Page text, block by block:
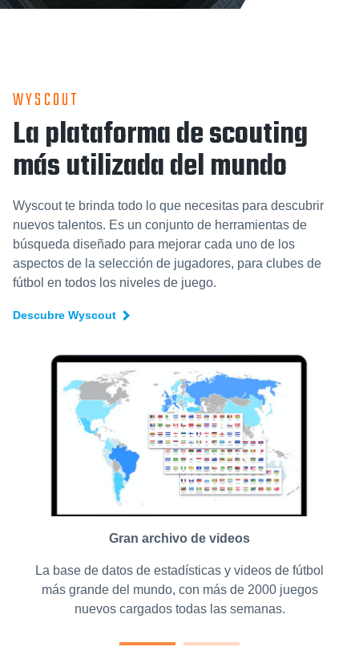
WYSCOUT
La plataforma de scouting
más utilizada del mundo
Wyscout te brinda todo lo que necesitas para descubrir
nuevos talentos. Es un conjunto de herramientas de
búsqueda diseñado para mejorar cada uno de los
aspectos de la selección de jugadores, para clubes de
fútbol en todos los niveles de juego.
Descubre Wyscout
Gran archivo de videos
La base de datos de estadísticas y videos de fútbol
más grande del mundo, con más de 2000 juegos
nuevos cargados todas las semanas.